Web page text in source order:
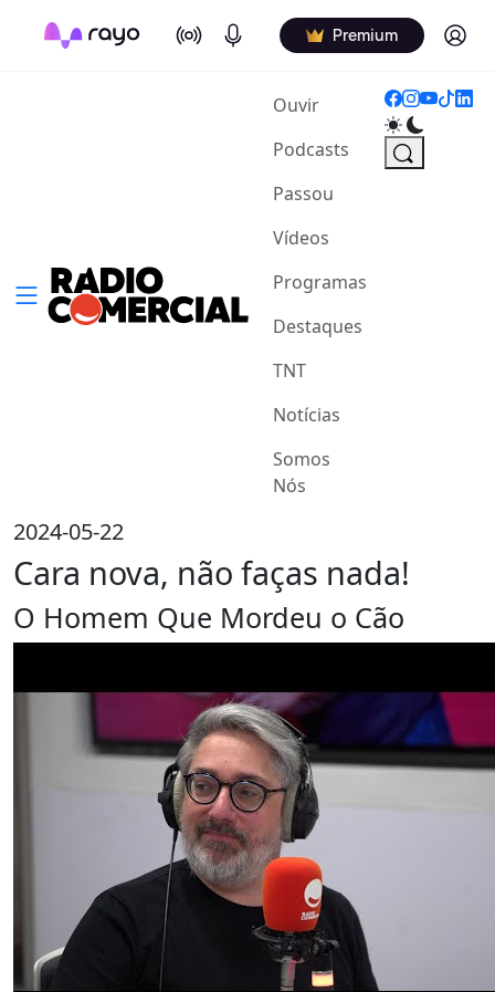
On Air Podcasts Premium Log in
Ouvir(current)
Podcasts
Passou
Vídeos
Programas
Destaques
TNT
Notícias
Somos
Nós
2024-05-22
Cara nova, não faças nada!
O Homem Que Mordeu o Cão